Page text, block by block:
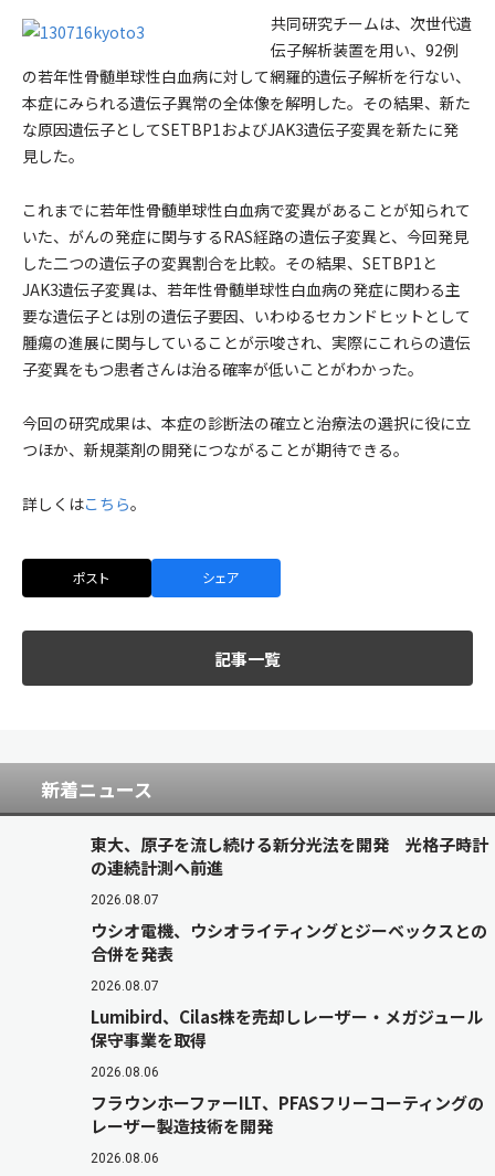
共同研究チームは、次世代遺
伝子解析装置を用い、92例
の若年性骨髄単球性白血病に対して網羅的遺伝子解析を行ない、
本症にみられる遺伝子異常の全体像を解明した。その結果、新た
な原因遺伝子としてSETBP1およびJAK3遺伝子変異を新たに発
見した。
これまでに若年性骨髄単球性白血病で変異があることが知られて
いた、がんの発症に関与するRAS経路の遺伝子変異と、今回発見
した二つの遺伝子の変異割合を比較。その結果、SETBP1と
JAK3遺伝子変異は、若年性骨髄単球性白血病の発症に関わる主
要な遺伝子とは別の遺伝子要因、いわゆるセカンドヒットとして
腫瘍の進展に関与していることが示唆され、実際にこれらの遺伝
子変異をもつ患者さんは治る確率が低いことがわかった。
今回の研究成果は、本症の診断法の確立と治療法の選択に役に立
つほか、新規薬剤の開発につながることが期待できる。
詳しくはこちら。
ポスト シェア
記事一覧
新着ニュース
東大、原子を流し続ける新分光法を開発 光格子時計
の連続計測へ前進
2026.08.07
ウシオ電機、ウシオライティングとジーベックスとの
合併を発表
2026.08.07
Lumibird、Cilas株を売却しレーザー・メガジュール
保守事業を取得
2026.08.06
フラウンホーファーILT、PFASフリーコーティングの
レーザー製造技術を開発
2026.08.06